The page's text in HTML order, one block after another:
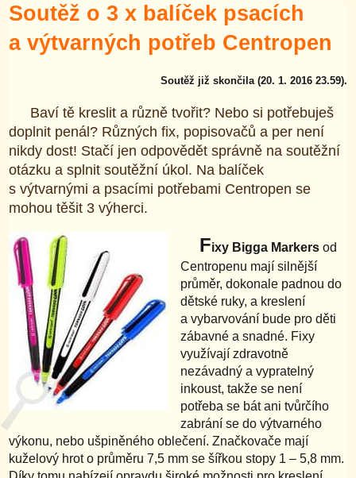
Soutěž o 3 x balíček psacích
a výtvarných potřeb Centropen
Soutěž již skončila (20. 1. 2016 23.59).
Baví tě kreslit a různě tvořit? Nebo si potřebuješ
doplnit penál? Různých fix, popisovačů a per není
nikdy dost! Stačí jen odpovědět správně na soutěžní
otázku a splnit soutěžní úkol. Na balíček
s výtvarnými a psacími potřebami Centropen se
mohou těšit 3 výherci.
Fixy Bigga Markers od
Centropenu mají silnější
průměr, dokonale padnou do
dětské ruky, a kreslení
a vybarvování bude pro děti
zábavné a snadné. Fixy
využívají zdravotně
nezávadný a vypratelný
inkoust, takže se není
potřeba se bát ani tvůrčího
zabrání se do výtvarného
výkonu, nebo ušpiněného oblečení. Značkovače mají
kuželový hrot o průměru 7,5 mm se šířkou stopy 1 – 5,8 mm.